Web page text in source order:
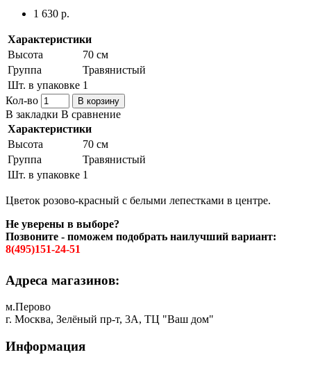
1 630 р.
Характеристики
Высота
70 см
Группа
Травянистый
Шт. в упаковке 1
Кол-во
В корзину
В закладки В сравнение
Характеристики
Высота
70 см
Группа
Травянистый
Шт. в упаковке 1
Цветок розово-красный с белыми лепестками в центре.
Не уверены в выборе?
Позвоните - поможем подобрать наилучший вариант:
8(495)151-24-51
Адреса магазинов:
м.Перово
г. Москва, Зелёный пр-т, 3А, ТЦ "Ваш дом"
Информация